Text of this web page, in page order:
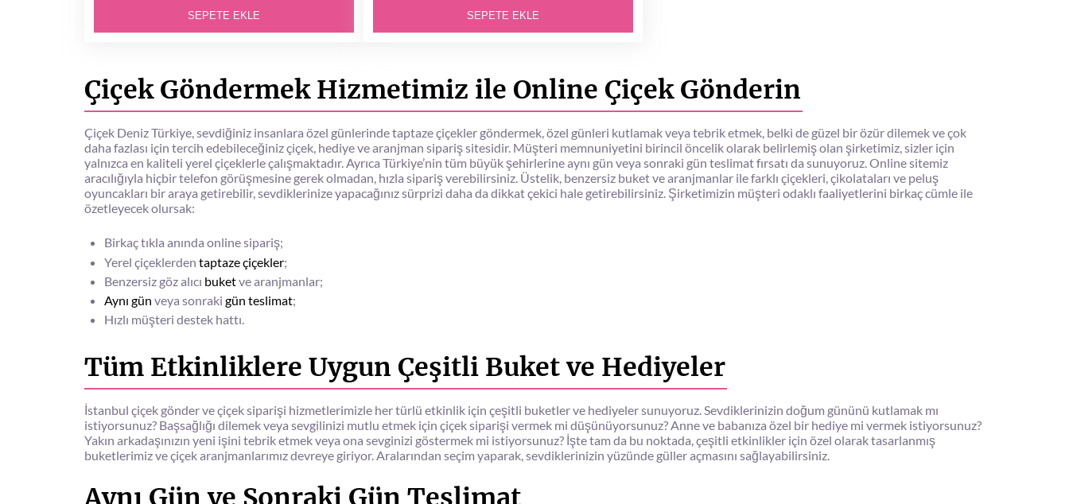
SEPETE EKLE SEPETE EKLE
Çiçek Göndermek Hizmetimiz ile Online Çiçek Gönderin
Çiçek Deniz Türkiye, sevdiğiniz insanlara özel günlerinde taptaze çiçekler göndermek, özel günleri kutlamak veya tebrik etmek, belki de güzel bir özür dilemek ve çok
daha fazlası için tercih edebileceğiniz çiçek, hediye ve aranjman sipariş sitesidir. Müşteri memnuniyetini birincil öncelik olarak belirlemiş olan şirketimiz, sizler için
yalnızca en kaliteli yerel çiçeklerle çalışmaktadır. Ayrıca Türkiye’nin tüm büyük şehirlerine aynı gün veya sonraki gün teslimat fırsatı da sunuyoruz. Online sitemiz
aracılığıyla hiçbir telefon görüşmesine gerek olmadan, hızla sipariş verebilirsiniz. Üstelik, benzersiz buket ve aranjmanlar ile farklı çiçekleri, çikolataları ve peluş
oyuncakları bir araya getirebilir, sevdiklerinize yapacağınız sürprizi daha da dikkat çekici hale getirebilirsiniz. Şirketimizin müşteri odaklı faaliyetlerini birkaç cümle ile
özetleyecek olursak:
Birkaç tıkla anında online sipariş;
Yerel çiçeklerden taptaze çiçekler;
Benzersiz göz alıcı buketve aranjmanlar;
Aynı gün veya sonraki gün teslimat;
Hızlı müşteri destek hattı.
Tüm Etkinliklere Uygun Çeşitli Buket ve Hediyeler
İstanbul çiçek gönder ve çiçek siparişi hizmetlerimizle her türlü etkinlik için çeşitli buketler ve hediyeler sunuyoruz. Sevdiklerinizin doğum gününü kutlamak mı
istiyorsunuz? Başsağlığı dilemek veya sevgilinizi mutlu etmek için çiçek siparişi vermek mi düşünüyorsunuz? Anne ve babanıza özel bir hediye mi vermek istiyorsunuz?
Yakın arkadaşınızın yeni işini tebrik etmek veya ona sevginizi göstermek mi istiyorsunuz? İşte tam da bu noktada, çeşitli etkinlikler için özel olarak tasarlanmış
buketlerimiz ve çiçek aranjmanlarımız devreye giriyor. Aralarından seçim yaparak, sevdiklerinizin yüzünde güller açmasını sağlayabilirsiniz.
Aynı Gün ve Sonraki Gün Teslimat